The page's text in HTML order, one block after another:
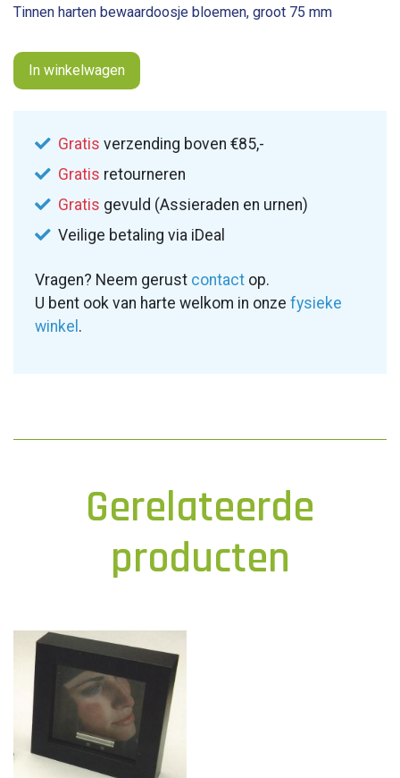
Tinnen harten bewaardoosje bloemen, groot 75 mm
In winkelwagen
Gratis verzending boven €85,-
Gratis retourneren
Gratis gevuld (Assieraden en urnen)
Veilige betaling via iDeal
Vragen? Neem gerust contact op.
U bent ook van harte welkom in onze fysieke
winkel .
Gerelateerde
producten